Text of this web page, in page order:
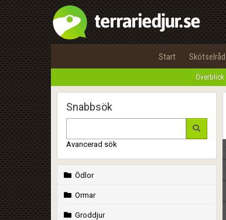
Start Skötselråd
Överblick
Snabbsök
Avancerad sök
Ödlor
Ormar
Groddjur